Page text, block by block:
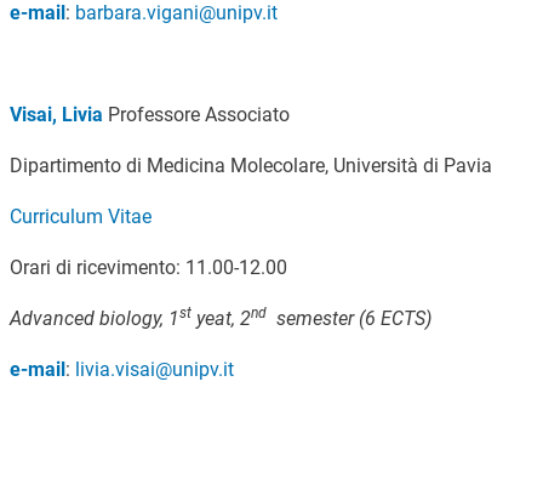
e-mail: barbara.vigani@unipv.it
Visai, Livia Professore Associato
Dipartimento di Medicina Molecolare, Università di Pavia
Curriculum Vitae
Orari di ricevimento: 11.00-12.00
Advanced biology, 1styeat, 2ndsemester (6 ECTS)
e-mail: livia.visai@unipv.it